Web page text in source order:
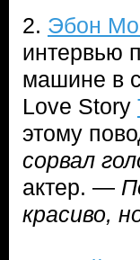
2. Эбон
интервью
машине в
Love Story
этому
сорвал
актер. —
красиво,